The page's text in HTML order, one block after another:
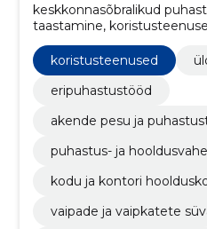
keskkonnasõbralikud
taastamine,
kontorikoristus, aknapesu,
teenused, polstrite
hooldusteenused,
professionaalsed
koristusteenused
eripuhastustööd
akende pesu ja
puhastus- ja
kodu ja kontori
vaipade ja vaipkatete